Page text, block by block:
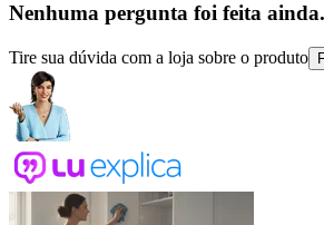
Nenhuma pergunta foi feita
Tire sua dúvida com a loja sobre o produto